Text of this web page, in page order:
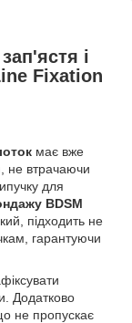
і
Fixation
має вже
не втрачаючи
для
BDSM
підходить не
гарантуючи
Додатково
не пропускає